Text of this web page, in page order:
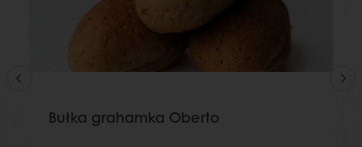
Bułka grahamka Oberto